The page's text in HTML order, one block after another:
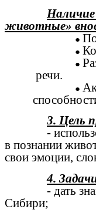
животные»
речи.
3. Цель
-
в познании
свои эмоции,
4.
- дать
Сибири;